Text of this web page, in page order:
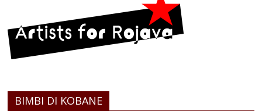
BIMBI DI KOBANE